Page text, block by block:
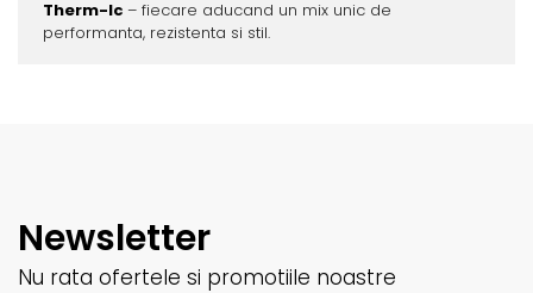
Therm-Ic – fiecare aducand un mix unic de
performanta, rezistenta si stil.
Newsletter
Nu rata ofertele si promotiile noastre